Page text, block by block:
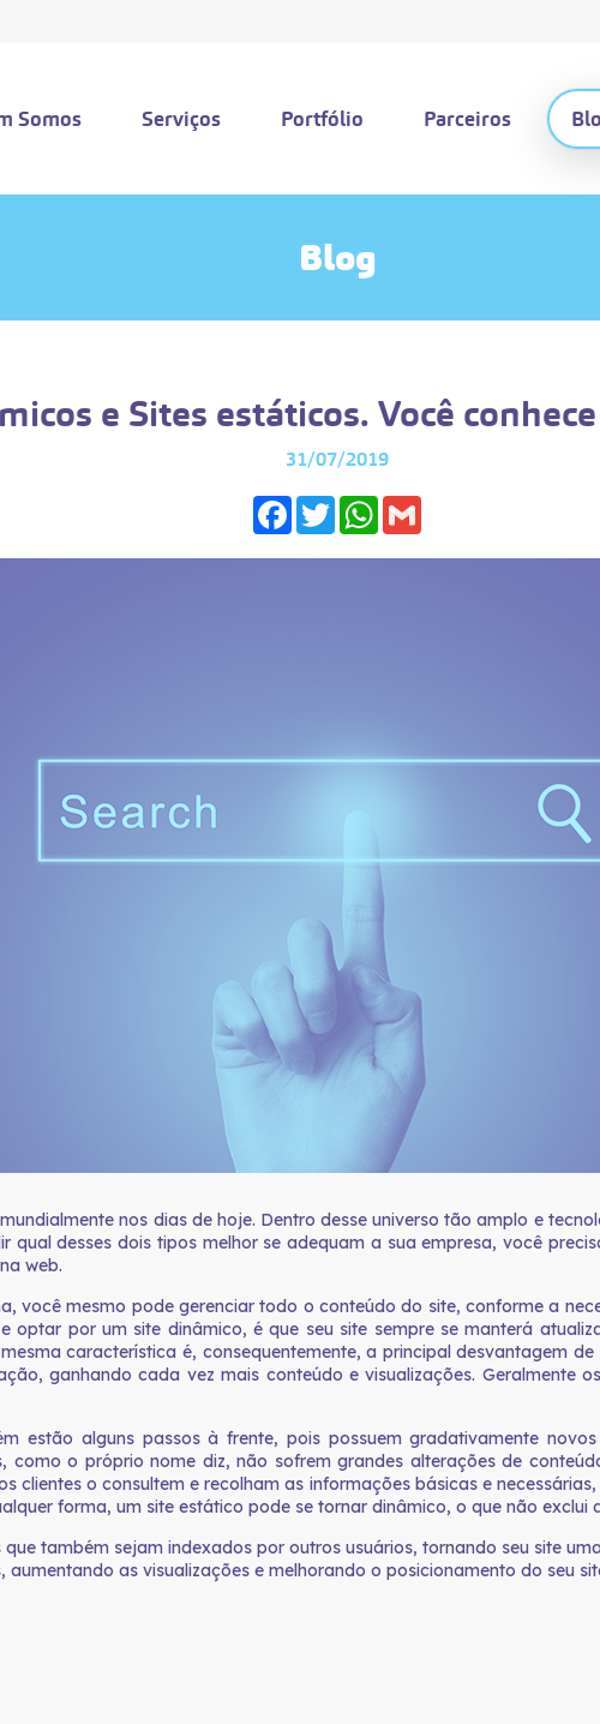
Somos Serviços Portfólio Parceiros
Blog
e Sites estáticos. Você
31/07/2019
Facebook
TwitterWhatsApp
nos dias de hoje. Dentro desse universo tão amplo e
qual desses dois tipos melhor se adequam a sua empresa, você
web.
você mesmo pode gerenciar todo o conteúdo do site, conforme a
optar por um site dinâmico, é que seu site sempre se manterá
característica é, consequentemente, a principal desvantagem
ganhando cada vez mais conteúdo e visualizações. Geralmente
estão alguns passos à frente, pois possuem gradativamente
como o próprio nome diz, não sofrem grandes alterações de
clientes o consultem e recolham as informações básicas e
forma, um site estático pode se tornar dinâmico, o que não exclui
também sejam indexados por outros usuários, tornando seu site
as visualizações e melhorando o posicionamento do seu